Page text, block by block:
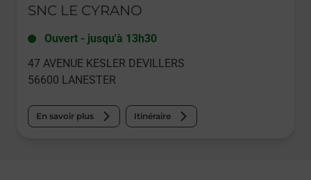
SNC LE CYRANO
Ouvert - jusqu'à 13h30
47 AVENUE KESLER DEVILLERS
56600 LANESTER
En savoir plus Itinéraire